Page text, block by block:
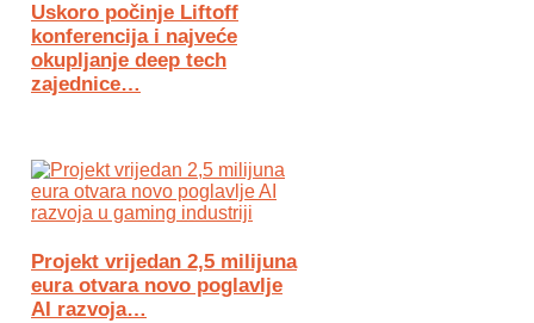
Uskoro počinje Liftoff
konferencija i najveće
okupljanje deep tech
zajednice…
Projekt vrijedan 2,5 milijuna
eura otvara novo poglavlje
AI razvoja…